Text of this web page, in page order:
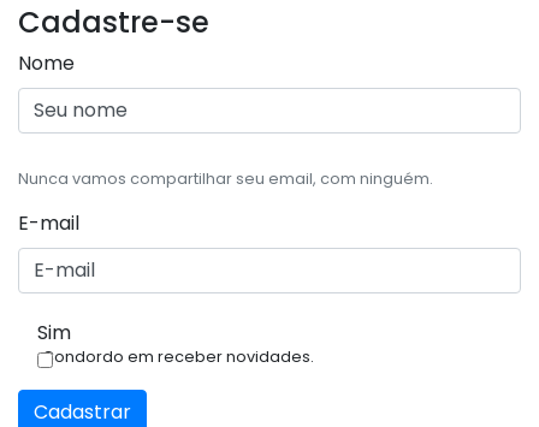
Cadastre-se
Nome
Nunca vamos compartilhar seu email, com ninguém.
E-mail
Sim
Condordo em receber novidades.
Cadastrar